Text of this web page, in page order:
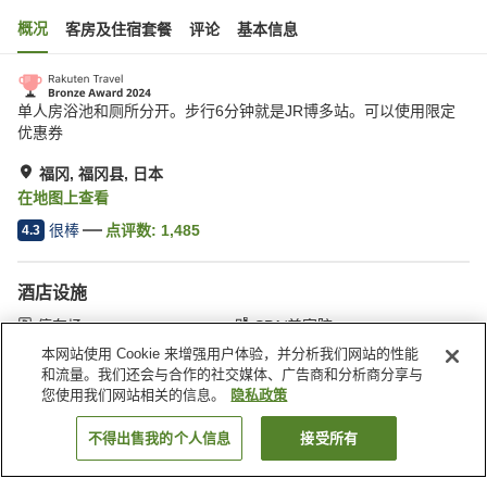
概况 客房及住宿套餐 评论 基本信息
单人房浴池和厕所分开。步行6分钟就是JR博多站。可以使用限定
优惠券
福冈, 福冈县, 日本
在地图上查看
4.3 很棒 点评数: 1,485
酒店设施
停车场
SPA/美容院
自动售货机
付费洗衣房
首页 日本 福冈县 福冈 静铁Prezio酒店 博德站前
搜索客房
本网站使用 Cookie 来增强用户体验，并分析我们网站的性能
和流量。我们还会与合作的社交媒体、广告商和分析商分享与
您使用我们网站相关的信息。
隐私政策
不得出售我的个人信息 接受所有